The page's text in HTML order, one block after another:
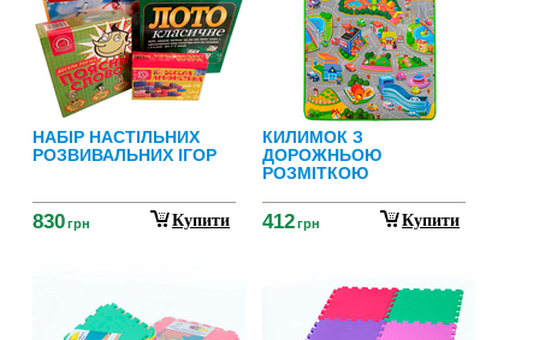
НАБІР НАСТІЛЬНИХ
РОЗВИВАЛЬНИХ ІГОР
830грн Купити
КИЛИМОК З
ДОРОЖНЬОЮ
РОЗМІТКОЮ
412грн Купити